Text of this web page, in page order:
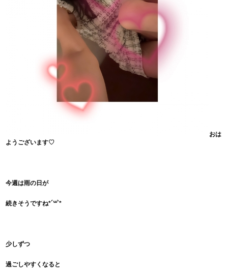
おは
ようございます♡
今週は雨の日が
続きそうですね*´꒳`*
少しずつ
過ごしやすくなると